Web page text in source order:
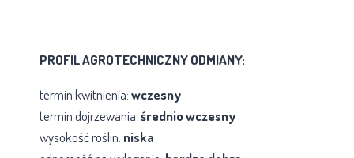
PROFIL AGROTECHNICZNY ODMIANY:
termin kwitnienia:wczesny
termin dojrzewania:średnio wczesny
wysokość roślin: niska